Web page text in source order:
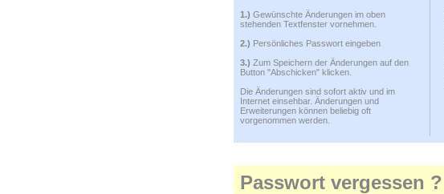
1.) Gewünschte Änderungen im oben
stehenden Textfenster vornehmen.
2.) Persönliches Passwort eingeben
3.) Zum Speichern der Änderungen auf den
Button "Abschicken" klicken.
Die Änderungen sind sofort aktiv und im
Internet einsehbar. Änderungen und
Erweiterungen können beliebig oft
vorgenommen werden.
Passwort vergessen ?